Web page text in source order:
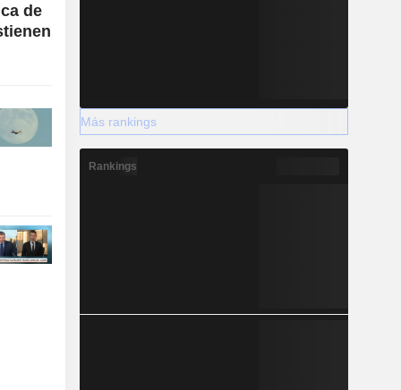
de
Más rankings
Rankings